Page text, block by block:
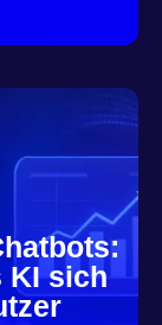
KI sich